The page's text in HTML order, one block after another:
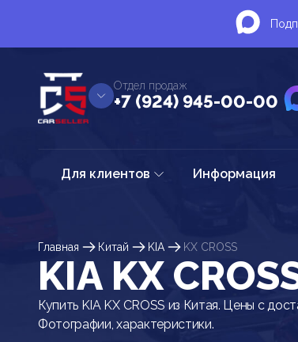
Отдел продаж
+7 (924) 945-00-00
Для клиентов Информация
Главная Китай KIA KX CROSS
KIA KX
Купить KIA KX CROSS из Китая. Цены с
Фотографии, характеристики.